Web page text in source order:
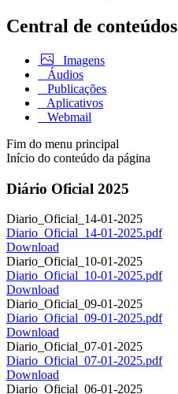
Central de conteúdos
Imagens
Áudios
Publicações
Aplicativos
Webmail
Fim do menu principal
Início do conteúdo da página
Diário Oficial 2025
Diario_Oficial_14-01-2025
Diario_Oficial_14-01-2025.pdf
Download
Diario_Oficial_10-01-2025
Diario_Oficial_10-01-2025.pdf
Download
Diario_Oficial_09-01-2025
Diario_Oficial_09-01-2025.pdf
Download
Diario_Oficial_07-01-2025
Diario_Oficial_07-01-2025.pdf
Download
Diario_Oficial_06-01-2025